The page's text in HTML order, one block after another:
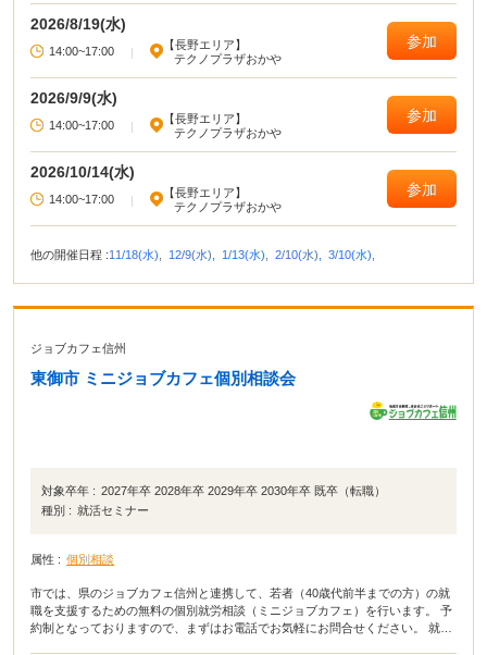
2026/8/19(水)
14:00~17:00 |
【長野エリア】
テクノプラザおかや
参加
2026/9/9(水)
14:00~17:00 |
【長野エリア】
テクノプラザおかや
参加
2026/10/14(水)
14:00~17:00 |
【長野エリア】
テクノプラザおかや
参加
他の開催日程 :11/18(水), 12/9(水), 1/13(水), 2/10(水), 3/10(水),
ジョブカフェ信州
東御市 ミニジョブカフェ個別相談会
対象卒年 : 2027年卒 2028年卒 2029年卒 2030年卒 既卒（転職）
種別 : 就活セミナー
属性 : 個別相談
市では、県のジョブカフェ信州と連携して、若者（40歳代前半までの方）の就
職を支援するための無料の個別就労相談（ミニジョブカフェ）を行います。 予
約制となっておりますので、まずはお電話でお気軽にお問合せください。 就職